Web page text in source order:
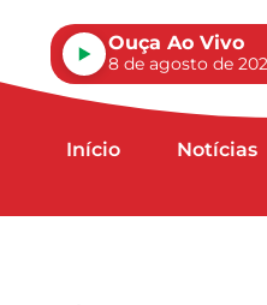
Ouça Ao Vivo
8 de agosto de
Início Notícias